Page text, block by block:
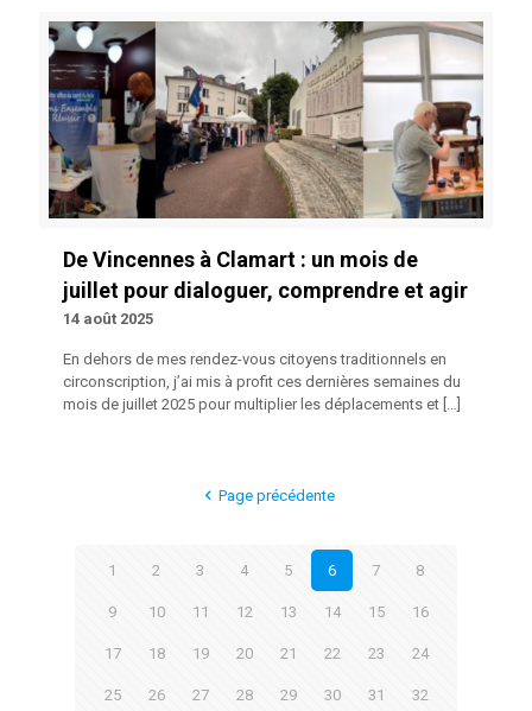
De Vincennes à Clamart : un mois de
juillet pour dialoguer, comprendre et agir
14 août 2025
En dehors de mes rendez-vous citoyens traditionnels en
circonscription, j’ai mis à profit ces dernières semaines du
mois de juillet 2025 pour multiplier les déplacements et […]
Page précédente
1 2 3 4 5 6 7 8
9 10 11 12 13 14 15 16
17 18 19 20 21 22 23 24
25 26 27 28 29 30 31 32